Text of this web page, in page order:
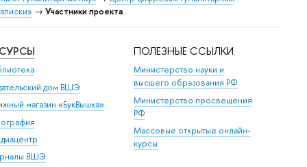
→ Участники проекта
дом ВШЭ
магазин «БукВышка»
ВШЭ
ПОЛЕЗНЫЕ ССЫЛКИ
Министерство науки и
высшего образования РФ
Министерство просвещения
РФ
Массовые открытые онлайн-
курсы